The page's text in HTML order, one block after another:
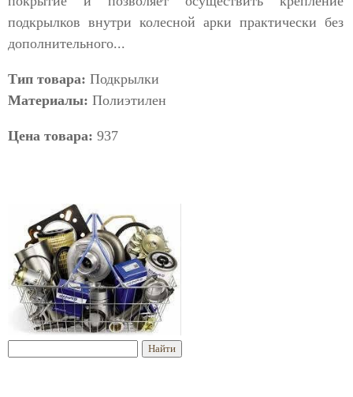
подкрылков внутри колесной арки практически без
дополнительного...
Тип товара: Подкрылки
Материалы: Полиэтилен
Цена товара: 937